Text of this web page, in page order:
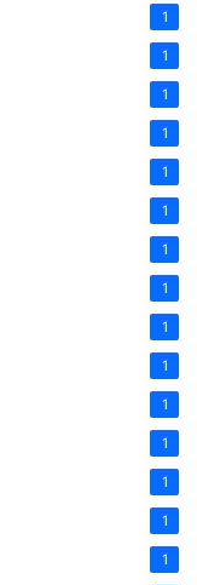
1
1
1
1
1
1
1
1
1
1
1
1
1
1
1